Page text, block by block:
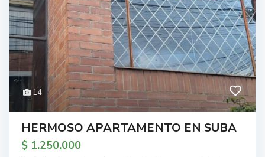
14
HERMOSO APARTAMENTO EN SUBA
$ 1.250.000